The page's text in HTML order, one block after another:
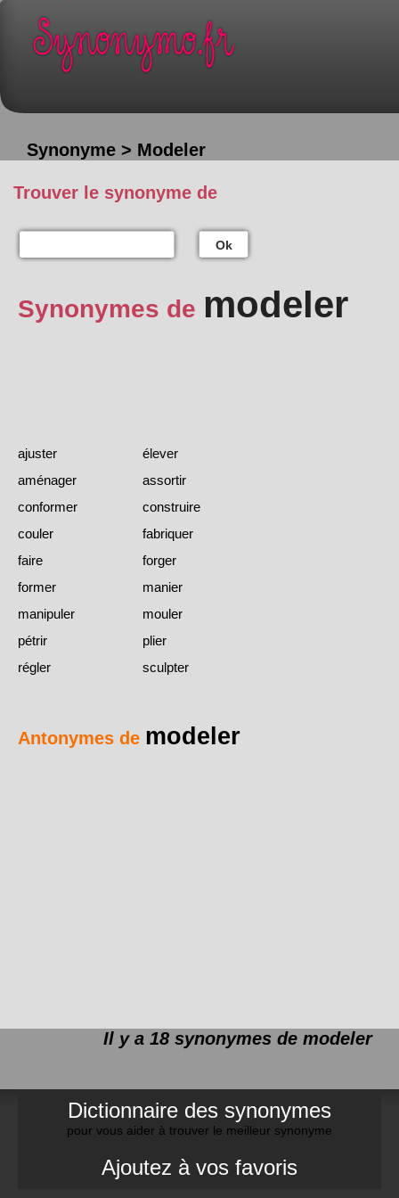
Synonyme > Modeler
Trouver le synonyme de
Ok
Synonymes de modeler
ajuster
élever
aménager
assortir
conformer
construire
couler
fabriquer
faire
forger
former
manier
manipuler
mouler
pétrir
plier
régler
sculpter
Antonymes de modeler
Il y a 18 synonymes de modeler
Dictionnaire des synonymes
pour vous aider à trouver le meilleur synonyme
Ajoutez à vos favoris